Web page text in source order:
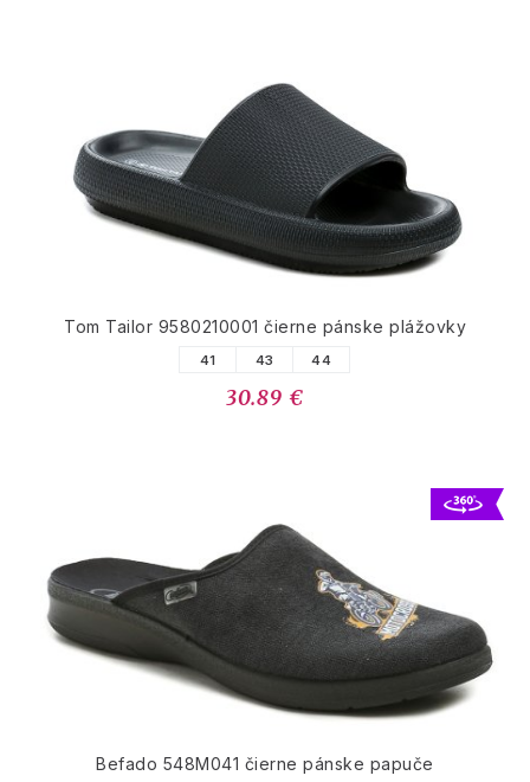
Tom Tailor 9580210001 čierne pánske plážovky
41 43 44
30.89 €
Befado 548M041 čierne pánske papuče